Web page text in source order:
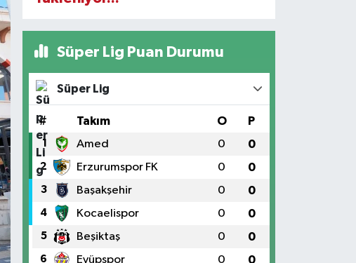
Süper Lig Puan Durumu
Süper Lig
# Takım O P
1 Amed 0 0
2 Erzurumspor FK 0 0
3 Başakşehir 0 0
4 Kocaelispor 0 0
5 Beşiktaş 0 0
6 Eyüpspor 0 0